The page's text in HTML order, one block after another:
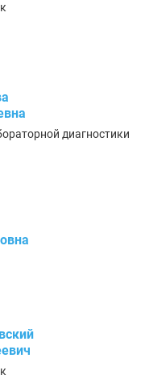
диагностики